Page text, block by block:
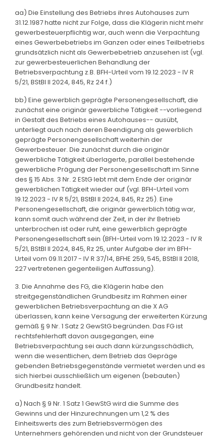
aa) Die Einstellung des Betriebs ihres Autohauses zum
31.12.1987 hatte nicht zur Folge, dass die Klägerin nicht mehr
gewerbesteuerpflichtig war, auch wenn die Verpachtung
eines Gewerbebetriebs im Ganzen oder eines Teilbetriebs
grundsätzlich nicht als Gewerbebetrieb anzusehen ist (vgl.
zur gewerbesteuerlichen Behandlung der
Betriebsverpachtung z.B. BFH-Urteil vom 19.12.2023 - IV R
5/21, BStBl II 2024, 845, Rz 24 f.)
bb) Eine gewerblich geprägte Personengesellschaft, die
zunächst eine originär gewerbliche Tätigkeit --vorliegend
in Gestalt des Betriebs eines Autohauses-- ausübt,
unterliegt auch nach deren Beendigung als gewerblich
geprägte Personengesellschaft weiterhin der
Gewerbesteuer. Die zunächst durch die originär
gewerbliche Tätigkeit überlagerte, parallel bestehende
gewerbliche Prägung der Personengesellschaft im Sinne
des § 15 Abs. 3 Nr. 2 EStG lebt mit dem Ende der originär
gewerblichen Tätigkeit wieder auf (vgl. BFH-Urteil vom
19.12.2023 - IV R 5/21, BStBl II 2024, 845, Rz 25). Eine
Personengesellschaft, die originär gewerblich tätig war,
kann somit auch während der Zeit, in der ihr Betrieb
unterbrochen ist oder ruht, eine gewerblich geprägte
Personengesellschaft sein (BFH-Urteil vom 19.12.2023 - IV R
5/21, BStBl II 2024, 845, Rz 25, unter Aufgabe der im BFH-
Urteil vom 09.11.2017 - IV R 37/14, BFHE 259, 545, BStBl II 2018,
227 vertretenen gegenteiligen Auffassung).
3. Die Annahme des FG, die Klägerin habe den
streitgegenständlichen Grundbesitz im Rahmen einer
gewerblichen Betriebsverpachtung an die X AG
überlassen, kann keine Versagung der erweiterten Kürzung
gemäß § 9 Nr. 1 Satz 2 GewStG begründen. Das FG ist
rechtsfehlerhaft davon ausgegangen, eine
Betriebsverpachtung sei auch dann kürzungsschädlich,
wenn die wesentlichen, dem Betrieb das Gepräge
gebenden Betriebsgegenstände vermietet werden und es
sich hierbei ausschließlich um eigenen (bebauten)
Grundbesitz handelt.
a) Nach § 9 Nr. 1 Satz 1 GewStG wird die Summe des
Gewinns und der Hinzurechnungen um 1,2 % des
Einheitswerts des zum Betriebsvermögen des
Unternehmers gehörenden und nicht von der Grundsteuer